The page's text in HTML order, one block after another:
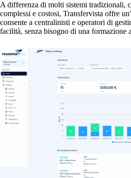
A differenza di molti sistemi tradizionali,
complessi e costosi, Transfervista offre
consente a centralinisti e operatori di
facilità, senza bisogno di una formazione